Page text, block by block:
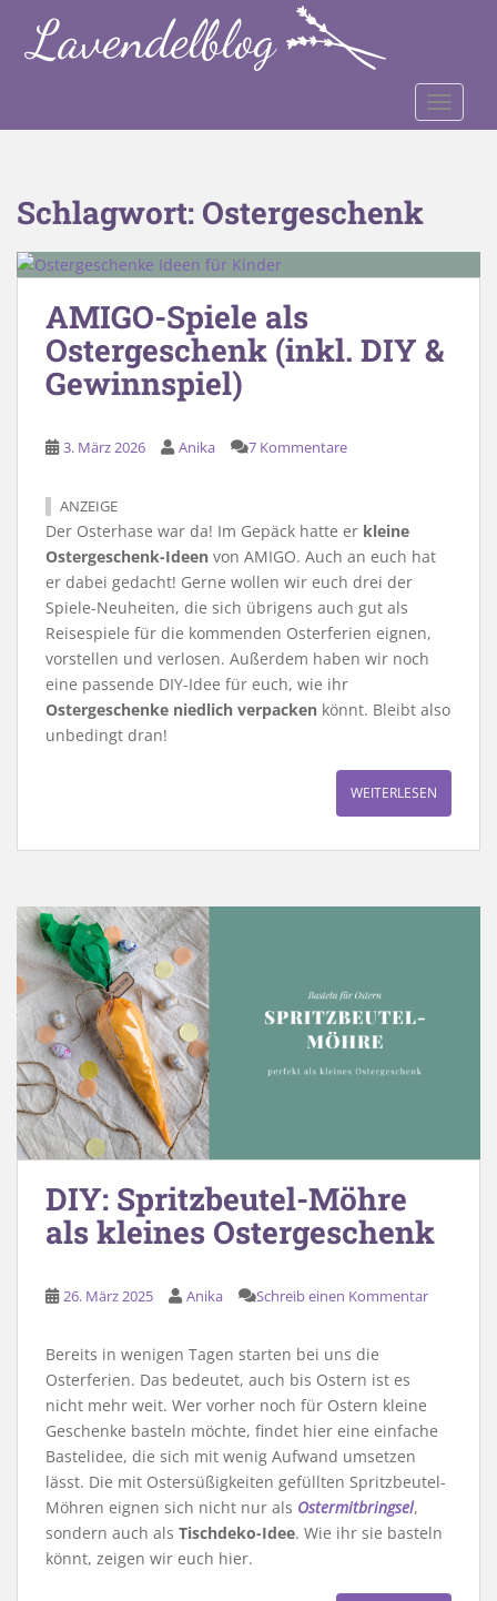
Schlagwort: Ostergeschenk
AMIGO-Spiele als
Ostergeschenk (inkl. DIY &
Gewinnspiel)
3. März 2026 Anika 7 Kommentare
ANZEIGE
Der Osterhase war da! Im Gepäck hatte er kleine
Ostergeschenk-Ideen von AMIGO. Auch an euch hat
er dabei gedacht! Gerne wollen wir euch drei der
Spiele-Neuheiten, die sich übrigens auch gut als
Reisespiele für die kommenden Osterferien eignen,
vorstellen und verlosen. Außerdem haben wir noch
eine passende DIY-Idee für euch, wie ihr
Ostergeschenke niedlich verpacken könnt. Bleibt also
unbedingt dran!
WEITERLESEN
DIY: Spritzbeutel-Möhre
als kleines Ostergeschenk
26. März 2025 Anika Schreib einen Kommentar
Bereits in wenigen Tagen starten bei uns die
Osterferien. Das bedeutet, auch bis Ostern ist es
nicht mehr weit. Wer vorher noch für Ostern kleine
Geschenke basteln möchte, findet hier eine einfache
Bastelidee, die sich mit wenig Aufwand umsetzen
lässt. Die mit Ostersüßigkeiten gefüllten Spritzbeutel-
Möhren eignen sich nicht nur als Ostermitbringsel,
sondern auch als Tischdeko-Idee. Wie ihr sie basteln
könnt, zeigen wir euch hier.